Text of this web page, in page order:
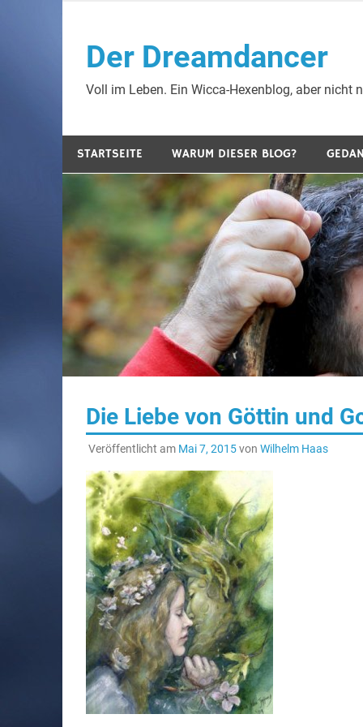
springenDer Dreamdancer
Voll im Leben. Ein Wicca-Hexenblog, aber nicht
STARTSEITE WARUM DIESER BLOG?
Die Liebe von Göttin und
Veröffentlicht am Mai 7, 2015von Wilhelm Haas